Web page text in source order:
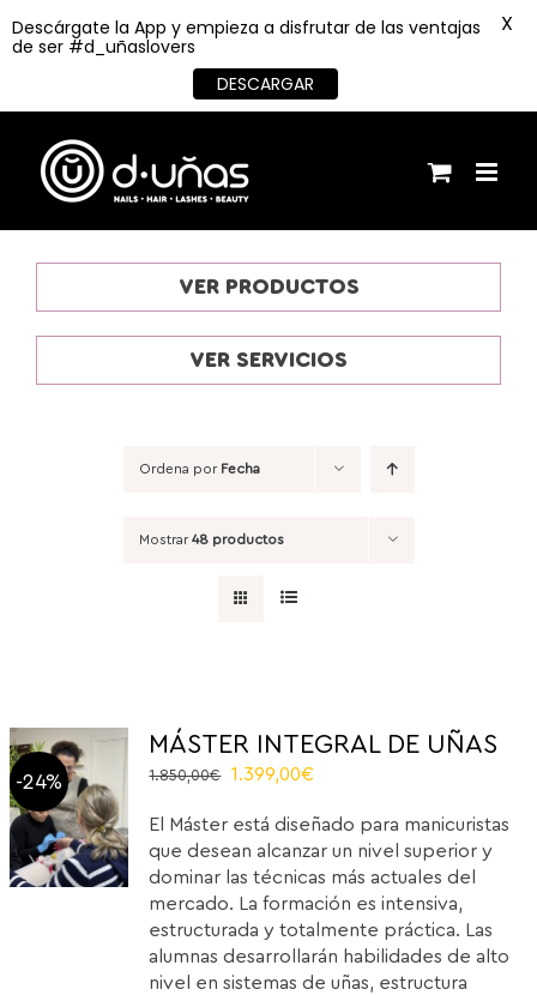
contenido
VER PRODUCTOS
VER SERVICIOS
Ordena por Fecha
Mostrar48 productos
-24%
MÁSTER INTEGRAL DE UÑAS
1.850,00€
El
original
era:
1.850,00€.
1.399,00€
actual
es:
1.399,00€.
El Máster está diseñado para manicuristas
que desean alcanzar un nivel superior y
dominar las técnicas más actuales del
mercado. La formación es intensiva,
estructurada y totalmente práctica. Las
alumnas desarrollarán habilidades de alto
nivel en sistemas de uñas, estructura
Descárgate la App y empieza a disfrutar de las ventajas
de ser #d_uñaslovers
DESCARGAR
X